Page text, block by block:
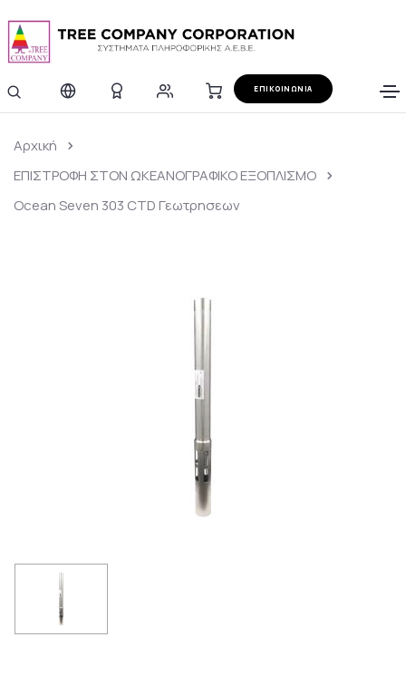
ΕΠΙΚΟΙΝΩΝΙΑ
Αρχική
ΕΠΙΣΤΡΟΦΗ ΣΤΟΝ ΩΚΕΑΝΟΓΡΑΦΙΚΟ ΕΞΟΠΛΙΣΜΟ
Ocean Seven 303 CTD Γεωτρησεων